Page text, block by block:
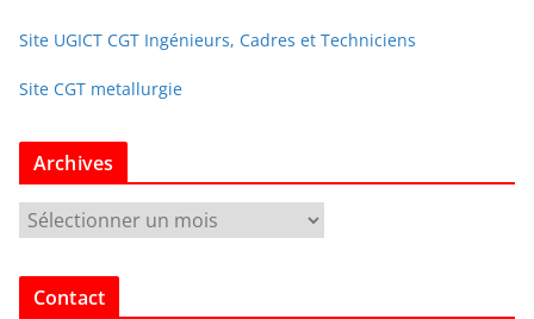
Site UGICT CGT Ingénieurs, Cadres et Techniciens
Site CGT metallurgie
Archives
r
c
Contact